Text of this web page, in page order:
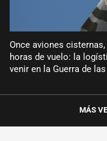
Once aviones
horas de vuelo: la
venir en la Guerra de
MÁS